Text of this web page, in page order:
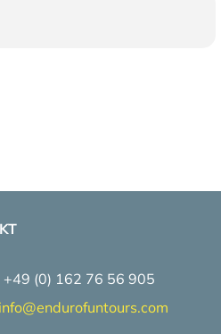
+49 (0) 162 76 56 905
info@endurofuntours.com